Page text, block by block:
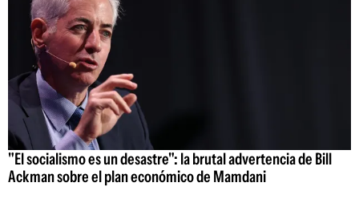
"El socialismo es un desastre": la brutal advertencia de Bill
Ackman sobre el plan económico de Mamdani